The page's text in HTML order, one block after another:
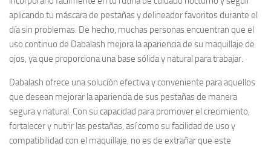
aplicando tu máscara de pestañas y delineador favoritos durante el
día sin problemas. De hecho, muchas personas encuentran que el
uso continuo de Dabalash mejora la apariencia de su maquillaje de
ojos, ya que proporciona una base sólida y natural para trabajar.
Dabalash ofrece una solución efectiva y conveniente para aquellos
que desean mejorar la apariencia de sus pestañas de manera
segura y natural. Con su capacidad para promover el crecimiento,
fortalecer y nutrir las pestañas, así como su facilidad de uso y
compatibilidad con el maquillaje, no es de extrañar que este